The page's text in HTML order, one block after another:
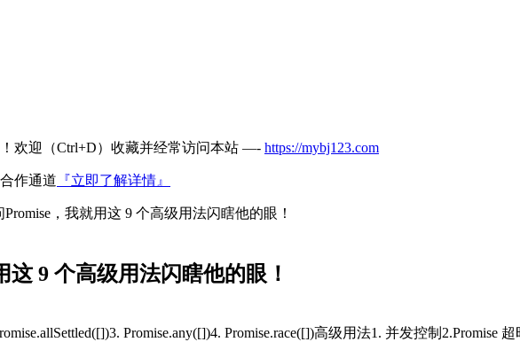
欢迎（Ctrl+D）收藏并经常访问本站 —- https://mybj123.com
作通道 『立即了解详情』
，我就用这 9 个高级用法闪瞎他的眼！
9 个高级用法闪瞎他的眼！
Promise.any([])4. Promise.race([])高级用法1. 并发控制2.Promise